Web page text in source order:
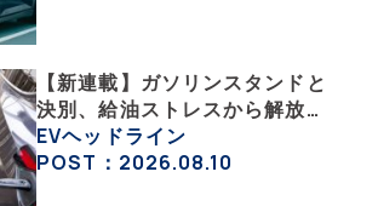
【新連載】ガソリンスタンドと
決別、給油ストレスから解放さ
れたテスラModel Yの日常風景
【 YouTuber KenのEVライ
EVヘッドライン
POST：2026.08.10